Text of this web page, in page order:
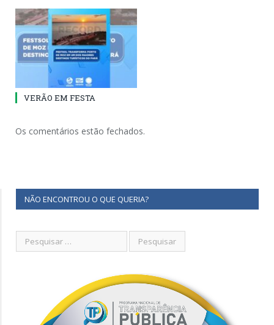
VERÃO EM FESTA
Os comentários estão fechados.
NÃO ENCONTROU O QUE QUERIA?